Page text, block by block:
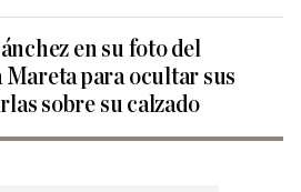
en su foto del
Mareta para ocultar sus
sobre su calzado